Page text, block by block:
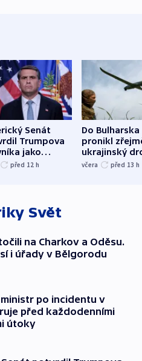
Senát
Trumpova
jako
před 12 h
Do Bulharska
pronikl
ukrajinský
explodoval
včera před 13 h
Svět
na Charkov a Oděsu.
i úřady v Bělgorodu
po incidentu v
před každodenními
útoky